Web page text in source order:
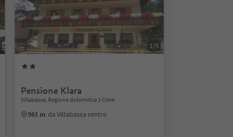
1/5
Pensione Klara
Villabassa, Regione dolomitica 3 Cime
981 m da Villabassa centro